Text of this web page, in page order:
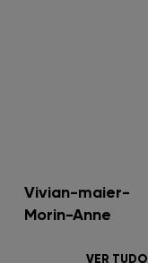
Vivian-maier-
Morin-Anne
VER TUDO